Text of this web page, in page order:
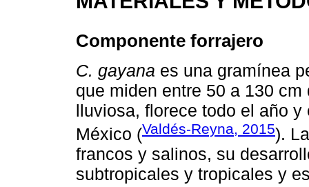
Componente forrajero
C. gayana es una gramínea
que miden entre 50 a 130
lluviosa, florece todo el año
México (Valdés-Reyna, 2015).
francos y salinos, su
subtropicales y tropicales y